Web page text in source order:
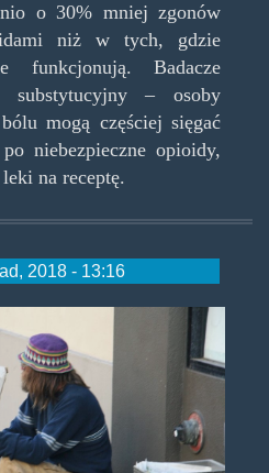
o 30% mniej zgonów
niż w tych, gdzie
funkcjonują. Badacze
substytucyjny – osoby
mogą częściej sięgać
niebezpieczne opioidy,
na receptę.
2018 - 13:16